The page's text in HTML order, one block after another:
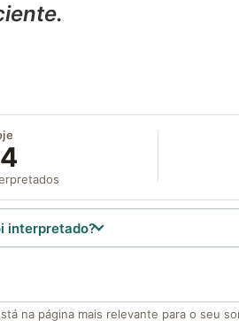
interpretado?
na página mais relevante para o seu